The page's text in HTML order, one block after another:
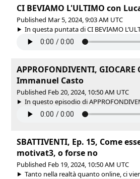
CI BEVIAMO L'ULTIMO con
Published Mar 5, 2024, 9:03 AM UTC
In questa puntata di CI BEVIAMO
APPROFONDIVENTI, GIOCARE
Immanuel Casto
Published Feb 20, 2024, 10:50 AM UTC
In questo episodio di
SBATTIVENTI, Ep. 15, Come
motivat3, o forse no
Published Feb 19, 2024, 10:50 AM UTC
Tanto nella realtà quanto online, ci